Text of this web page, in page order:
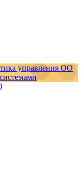
управления ОО